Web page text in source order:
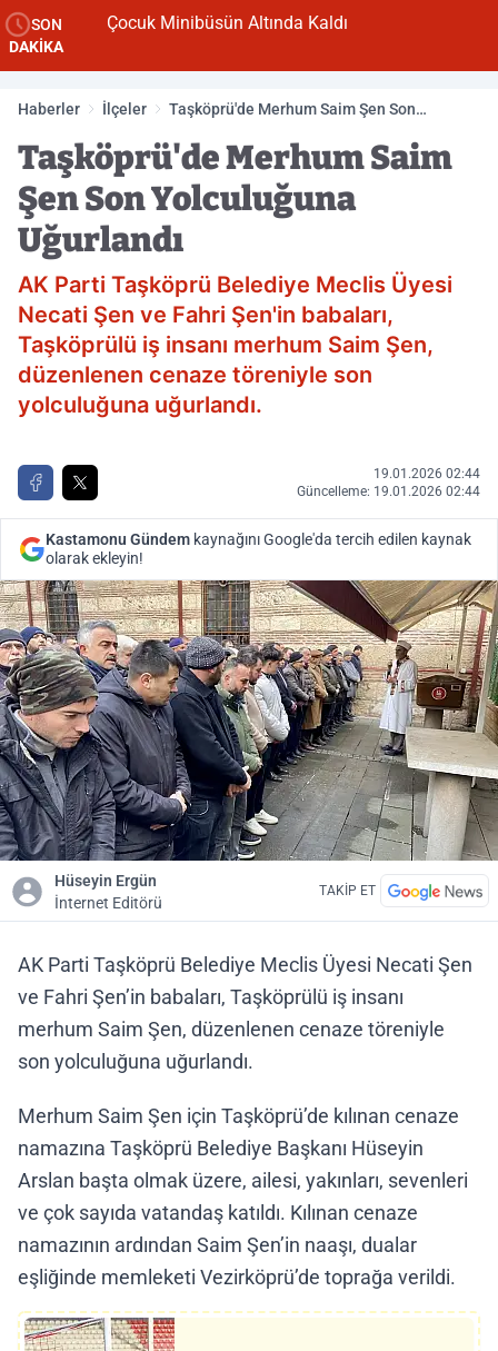
SON
DAKİKA
Çocuk Minibüsün Altında Kaldı
Haberler İlçeler
Taşköprü'de Merhum Saim Şen Son
Taşköprü'de Merhum Saim
Şen Son Yolculuğuna
Uğurlandı
AK Parti Taşköprü Belediye Meclis Üyesi
Necati Şen ve Fahri Şen'in babaları,
Taşköprülü iş insanı merhum Saim Şen,
düzenlenen cenaze töreniyle son
yolculuğuna uğurlandı.
19.01.2026 02:44
Güncelleme: 19.01.2026 02:44
Kastamonu Gündem kaynağını Google'da tercih edilen kaynak
olarak ekleyin!
Hüseyin Ergün
İnternet Editörü
TAKİP ET
AK Parti Taşköprü Belediye Meclis Üyesi Necati Şen
ve Fahri Şen’in babaları, Taşköprülü iş insanı
merhum Saim Şen, düzenlenen cenaze töreniyle
son yolculuğuna uğurlandı.
Merhum Saim Şen için Taşköprü’de kılınan cenaze
namazına Taşköprü Belediye Başkanı Hüseyin
Arslan başta olmak üzere, ailesi, yakınları, sevenleri
ve çok sayıda vatandaş katıldı. Kılınan cenaze
namazının ardından Saim Şen’in naaşı, dualar
eşliğinde memleketi Vezirköprü’de toprağa verildi.